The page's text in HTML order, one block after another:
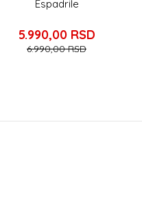
Espadrile
5.990,00 RSD
6.990,00RSD